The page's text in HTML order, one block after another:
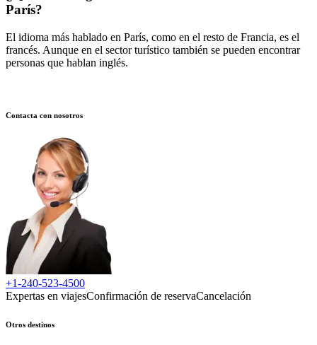
París?
El idioma más hablado en París, como en el resto de Francia, es el
francés. Aunque en el sector turístico también se pueden encontrar
personas que hablan inglés.
Contacta con nosotros
+1-240-523-4500
Expertas en viajesConfirmación de reservaCancelación
Otros destinos